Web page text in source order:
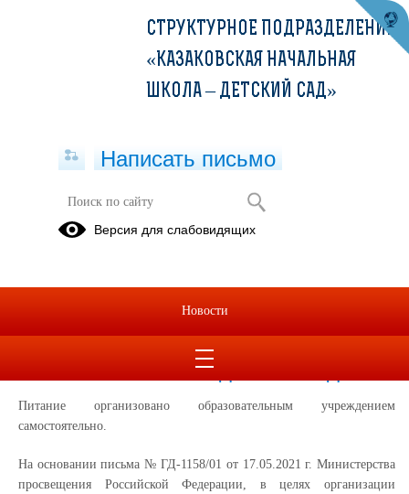
Питание
Организатор питания – структурное
подразделение "Казаковская
начальная школа – детский сад"
Питание организовано образовательным учреждением
самостоятельно.
На основании письма № ГД-1158/01 от 17.05.2021 г. Министерства
просвещения Российской Федерации, в целях организации
СТРУКТУРНОЕ ПОДРАЗДЕЛЕНИЕ
«КАЗАКОВСКАЯ НАЧАЛЬНАЯ
ШКОЛА – ДЕТСКИЙ САД»
Написать письмо
Версия для слабовидящих
Новости